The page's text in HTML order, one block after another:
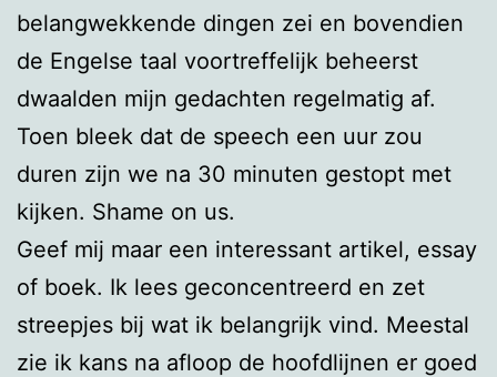
belangwekkende dingen zei en bovendien
de Engelse taal voortreffelijk beheerst
dwaalden mijn gedachten regelmatig af.
Toen bleek dat de speech een uur zou
duren zijn we na 30 minuten gestopt met
kijken. Shame on us.
Geef mij maar een interessant artikel, essay
of boek. Ik lees geconcentreerd en zet
streepjes bij wat ik belangrijk vind. Meestal
zie ik kans na afloop de hoofdlijnen er goed